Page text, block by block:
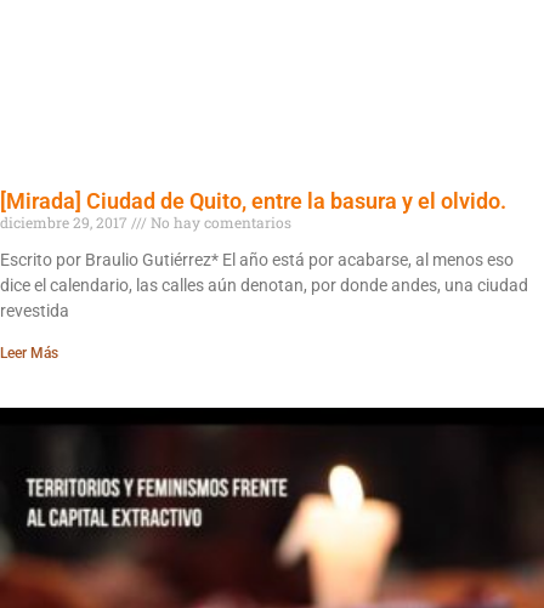
[Mirada] Ciudad de Quito, entre la basura y el olvido.
diciembre 29, 2017
No hay comentarios
Escrito por Braulio Gutiérrez* El año está por acabarse, al menos eso
dice el calendario, las calles aún denotan, por donde andes, una ciudad
revestida
Leer Más